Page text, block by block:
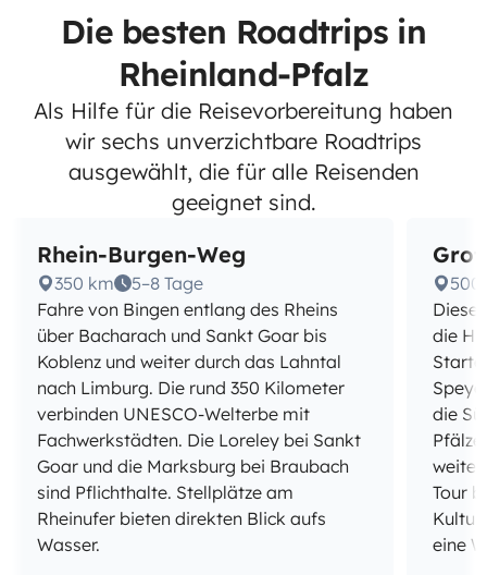
Die besten Roadtrips in
Rheinland-Pfalz
Als Hilfe für die Reisevorbereitung haben
wir sechs unverzichtbare Roadtrips
ausgewählt, die für alle Reisenden
geeignet sind.
Rhein-Burgen-Weg
350 km
5–8 Tage
Fahre von Bingen entlang des Rheins
über Bacharach und Sankt Goar bis
Koblenz und weiter durch das Lahntal
nach Limburg. Die rund 350 Kilometer
verbinden UNESCO-Welterbe mit
Fachwerkstädten. Die Loreley bei Sankt
Goar und die Marksburg bei Braubach
sind Pflichthalte. Stellplätze am
Rheinufer bieten direkten Blick aufs
Wasser.
500
Diese
die
Starte
die
weiter
Tour
eine